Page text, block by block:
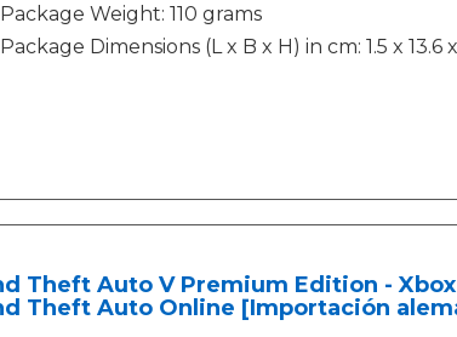
Package Weight: 110 grams
Package Dimensions (L x B x H) in cm: 1.5 x 13.6 x
Theft Auto V Premium Edition -
Theft Auto Online [Importación